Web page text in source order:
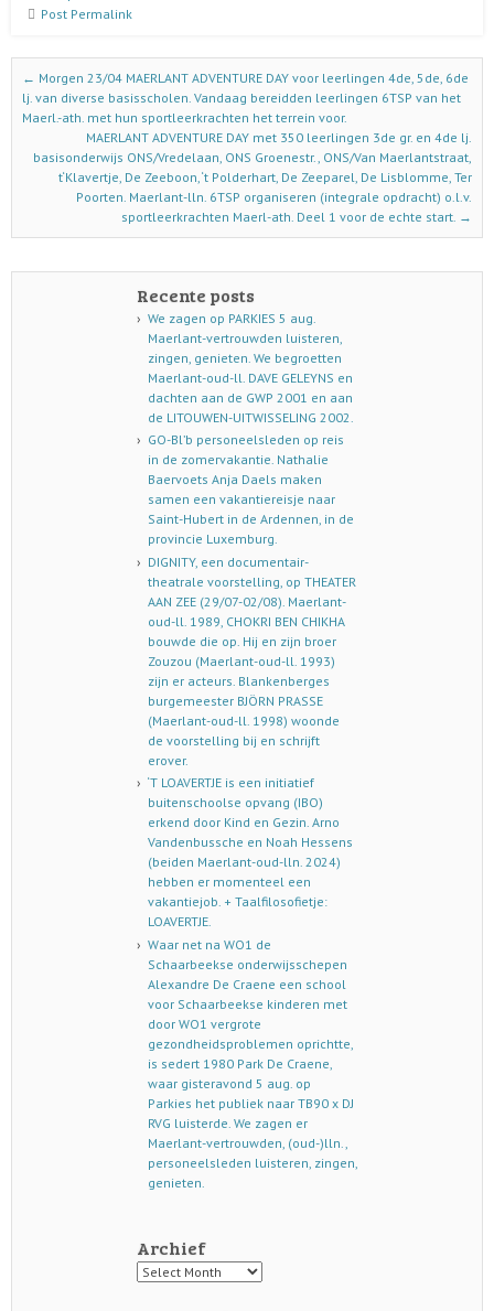
Post Permalink
Post navigation
← Morgen 23/04 MAERLANT ADVENTURE DAY voor leerlingen 4de, 5de, 6de
lj. van diverse basisscholen. Vandaag bereidden leerlingen 6TSP van het
Maerl.-ath. met hun sportleerkrachten het terrein voor.
MAERLANT ADVENTURE DAY met 350 leerlingen 3de gr. en 4de lj.
basisonderwijs ONS/Vredelaan, ONS Groenestr., ONS/Van Maerlantstraat,
t‘Klavertje, De Zeeboon, ‘t Polderhart, De Zeeparel, De Lisblomme, Ter
Poorten. Maerlant-lln. 6TSP organiseren (integrale opdracht) o.l.v.
sportleerkrachten Maerl-ath. Deel 1 voor de echte start. →
Recente posts
We zagen op PARKIES 5 aug.
Maerlant-vertrouwden luisteren,
zingen, genieten. We begroetten
Maerlant-oud-ll. DAVE GELEYNS en
dachten aan de GWP 2001 en aan
de LITOUWEN-UITWISSELING 2002.
GO-Bl’b personeelsleden op reis
in de zomervakantie. Nathalie
Baervoets Anja Daels maken
samen een vakantiereisje naar
Saint-Hubert in de Ardennen, in de
provincie Luxemburg.
DIGNITY, een documentair-
theatrale voorstelling, op THEATER
AAN ZEE (29/07-02/08). Maerlant-
oud-ll. 1989, CHOKRI BEN CHIKHA
bouwde die op. Hij en zijn broer
Zouzou (Maerlant-oud-ll. 1993)
zijn er acteurs. Blankenberges
burgemeester BJÖRN PRASSE
(Maerlant-oud-ll. 1998) woonde
de voorstelling bij en schrijft
erover.
‘T LOAVERTJE is een initiatief
buitenschoolse opvang (IBO)
erkend door Kind en Gezin. Arno
Vandenbussche en Noah Hessens
(beiden Maerlant-oud-lln. 2024)
hebben er momenteel een
vakantiejob. + Taalfilosofietje:
LOAVERTJE.
Waar net na WO1 de
Schaarbeekse onderwijsschepen
Alexandre De Craene een school
voor Schaarbeekse kinderen met
door WO1 vergrote
gezondheidsproblemen oprichtte,
is sedert 1980 Park De Craene,
waar gisteravond 5 aug. op
Parkies het publiek naar TB90 x DJ
RVG luisterde. We zagen er
Maerlant-vertrouwden, (oud-)lln.,
personeelsleden luisteren, zingen,
genieten.
Archief
Archief